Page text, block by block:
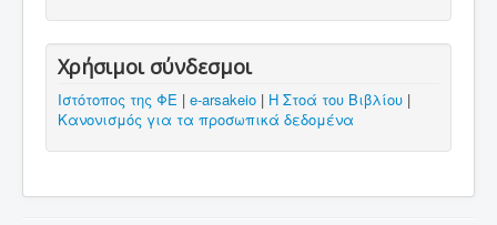
Χρήσιμοι σύνδεσμοι
Ιστότοπος της ΦΕ | e-arsakeio | Η Στοά του Βιβλίου |
Κανονισμός για τα προσωπικά δεδομένα